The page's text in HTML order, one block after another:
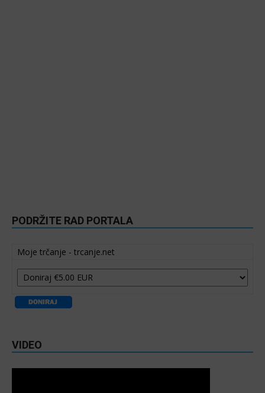
PODRŽITE RAD PORTALA
Moje trčanje - trcanje.net
VIDEO